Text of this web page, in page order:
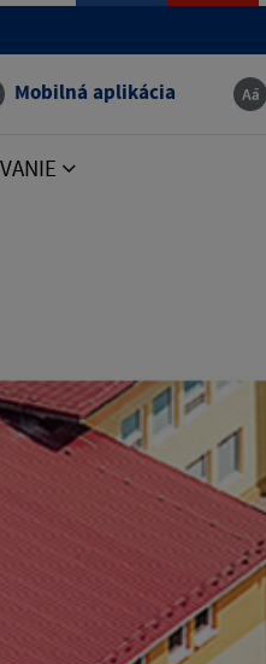
Mobilná aplikácia